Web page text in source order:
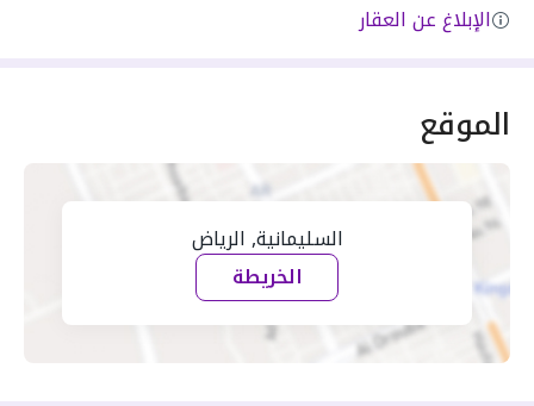
الإبلاغ عن العقار
الموقع
السليمانية, الرياض
الخريطة